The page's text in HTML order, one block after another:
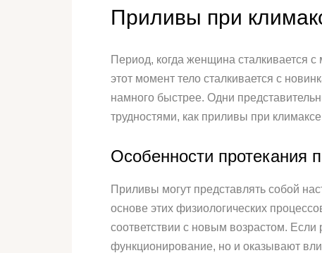
Приливы при
Период, когда женщина сталкивается
этот момент тело сталкивается с
намного быстрее. Одни
трудностями, как приливы при
Особенности протекания
Приливы могут представлять собой
основе этих физиологических
соответствии с новым возрастом. Если
функционирование, но и оказывают